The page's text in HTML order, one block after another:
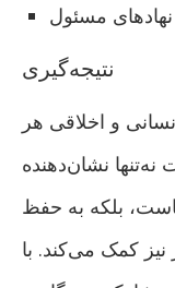
نتیجه‌گیری
و اخلاقی هر
نشان‌دهنده
بلکه به حفظ
نیز کمک می‌کند. با